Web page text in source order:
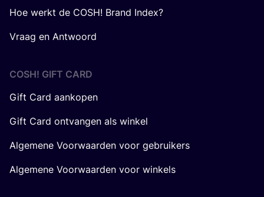
Hoe werkt de COSH! Brand Index?
Vraag en Antwoord
COSH! GIFT CARD
Gift Card aankopen
Gift Card ontvangen als winkel
Algemene Voorwaarden voor gebruikers
Algemene Voorwaarden voor winkels